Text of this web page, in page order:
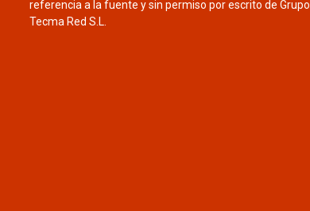
referencia a la fuente y sin permiso por escrito de Grupo
Tecma Red S.L.